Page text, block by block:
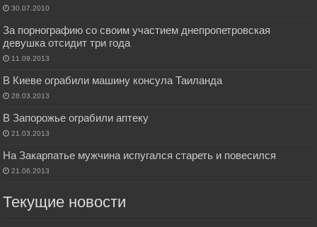
30.07.2010
За порнографию со своим участием днепропетровская
девушка отсидит три года
11.09.2013
В Киеве ограбили машину консула Таиланда
28.03.2013
В Запорожье ограбили аптеку
21.03.2013
На Закарпатье мужчина испугался стареть и повесился
21.06.2013
Текущие новости